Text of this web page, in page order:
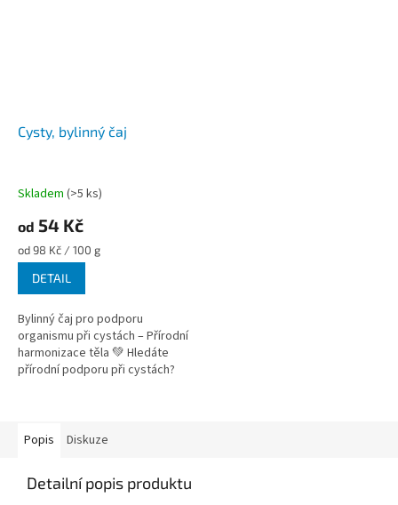
Cysty, bylinný čaj
Skladem (>5 ks)
od 54 Kč
Měrná
cena:
od 98 Kč / 100 g
DETAIL
Bylinný čaj pro podporu
organismu při cystách – Přírodní
harmonizace těla 💚 Hledáte
přírodní podporu při cystách?
Popis Diskuze
Detailní popis produktu